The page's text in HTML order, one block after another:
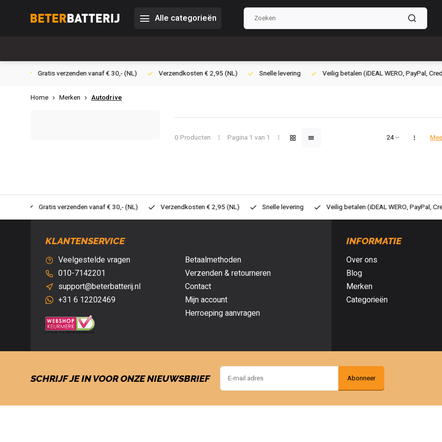
Alle categorieën
Verzendkosten € 2,95 (NL) Snelle levering Veilig betalen (iDEAL WERO, PayPal, Credit card of Achteraf betalen)
Home Merken Autodrive
0 Producten Pagina 1 van 1
Verzendkosten € 2,95 (NL) Snelle levering Veilig betalen (iDEAL WERO, PayPal, Credit card of Achteraf betalen)
KLANTENSERVICE
Veelgestelde vragen
010-7142201
support@beterbatterij.nl
+31 6 12202469
Betaalmethoden
Verzenden & retourneren
Contact
Mijn account
Herroeping aanvragen
INFORMATIE
Over ons
Blog
Merken
Categorieën
SCHRIJF JE IN VOOR ONZE NIEUWSBRIEF Abonneer